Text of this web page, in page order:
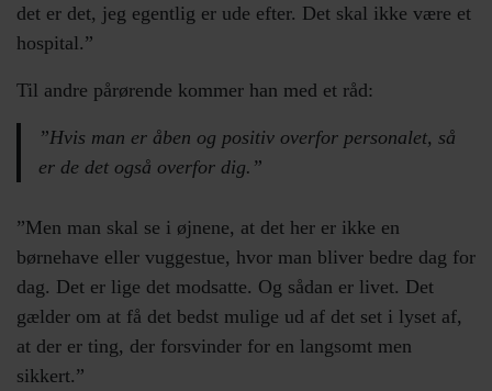
det er det, jeg egentlig er ude efter. Det skal ikke være et
hospital.”
Til andre pårørende kommer han med et råd:
”Hvis man er åben og positiv overfor personalet, så
er de det også overfor dig.”
”Men man skal se i øjnene, at det her er ikke en
børnehave eller vuggestue, hvor man bliver bedre dag for
dag. Det er lige det modsatte. Og sådan er livet. Det
gælder om at få det bedst mulige ud af det set i lyset af,
at der er ting, der forsvinder for en langsomt men
sikkert.”